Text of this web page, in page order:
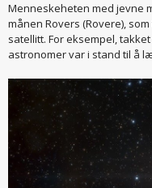
Menneskeheten med jevne
månen Rovers (Rovere),
satellitt. For eksempel,
astronomer var i stand til å